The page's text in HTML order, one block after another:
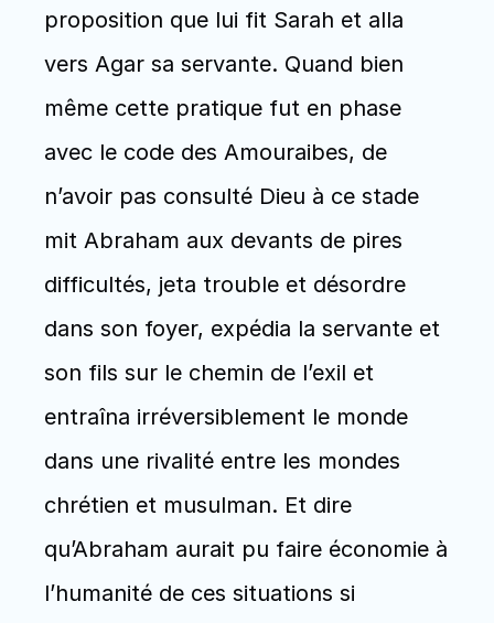
proposition que lui fit Sarah et alla
vers Agar sa servante. Quand bien
même cette pratique fut en phase
avec le code des Amouraibes, de
n’avoir pas consulté Dieu à ce stade
mit Abraham aux devants de pires
difficultés, jeta trouble et désordre
dans son foyer, expédia la servante et
son fils sur le chemin de l’exil et
entraîna irréversiblement le monde
dans une rivalité entre les mondes
chrétien et musulman. Et dire
qu’Abraham aurait pu faire économie à
l’humanité de ces situations si